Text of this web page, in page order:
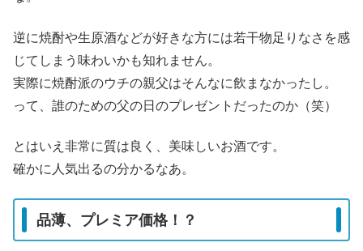
逆に焼酎や生原酒などが好きな方には若干物足りなさを感
じてしまう味わいかも知れません。
実際に焼酎派のウチの親父はそんなに飲まなかったし。
って、誰のための父の日のプレゼントだったのか（笑）
とはいえ非常に質は良く、美味しいお酒です。
確かに人気出るの分かるなあ。
品薄、プレミア価格！？